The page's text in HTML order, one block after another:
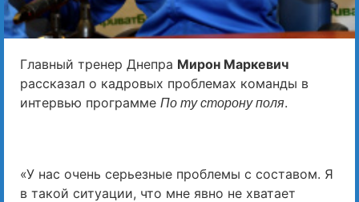
Главный тренер Днепра Мирон Маркевич
рассказал о кадровых проблемах команды в
интервью программе По ту сторону поля.
«У нас очень серьезные проблемы с составом. Я
в такой ситуации, что мне явно не хватает